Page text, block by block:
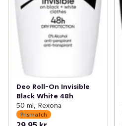
Deo Roll-On Invisible
Black White 48h
50 ml, Rexona
Prismatch